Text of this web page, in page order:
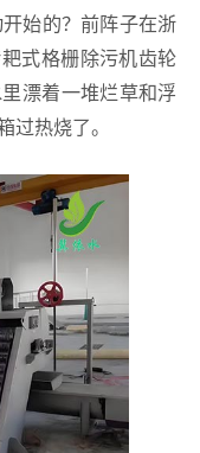
始的？前阵子在浙
式格栅除污机齿轮
漂着一堆烂草和浮
热烧了。